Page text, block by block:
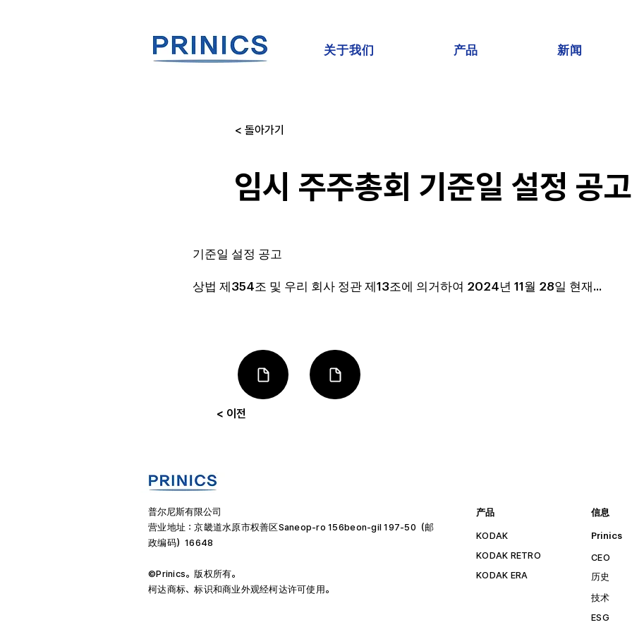
关于我们 产品 新闻
< 돌아가기
임시 주주총회 기준일 설정 공고
기준일 설정 공고
상법 제354조 및 우리 회사 정관 제13조에 의거하여 2024년 11월 28일 현재...
< 이전
普尔尼斯有限公司
营业地址：京畿道水原市权善区Saneop-ro 156beon-gil 197-50（邮
政编码）16648
©Prinics。版权所有。
柯达商标、标识和商业外观经柯达许可使用。
产品
KODAK
KODAK RETRO
KODAK ERA
信息
Prinics
CEO
历史
技术
ESG